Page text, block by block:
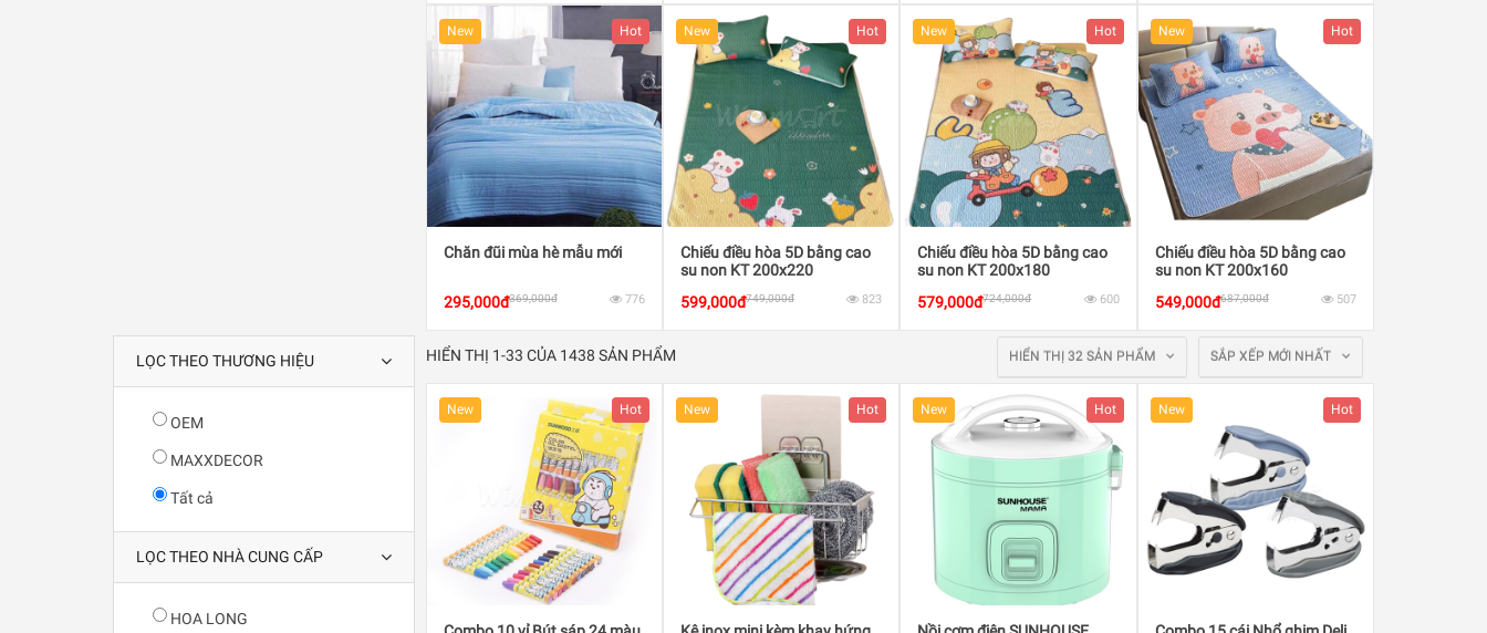
New Hot
Chăn đũi mùa hè mẫu mới
295,000đ369,000đ 776
New Hot
Chiếu điều hòa 5D bằng cao
su non KT 200x220
599,000đ749,000đ 823
New Hot
Chiếu điều hòa 5D bằng cao
su non KT 200x180
579,000đ724,000đ 600
New Hot
Chiếu điều hòa 5D bằng cao
su non KT 200x160
549,000đ687,000đ 507
LỌC THEO THƯƠNG HIỆU
OEM
MAXXDECOR
Tất cả
LỌC THEO NHÀ CUNG CẤP
HOA LONG
HIỂN THỊ 1-33 CỦA 1438 SẢN PHẨM SẮP XẾP MỚI NHẤT
HIỂN THỊ 32 SẢN PHẨM
New Hot New Hot New Hot New Hot